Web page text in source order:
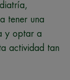
tener una
y optar a
actividad tan